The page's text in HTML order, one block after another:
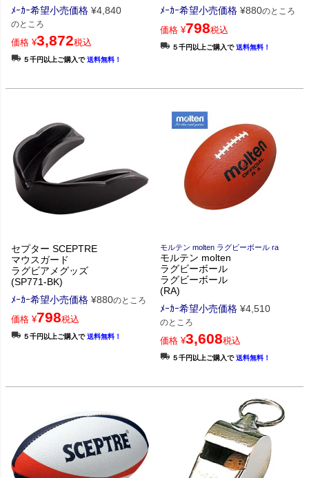
ﾒｰｶｰ希望小売価格 ¥4,840
のところ
価格 ¥3,872税込
５千円以上ご購入で送料無料！
ﾒｰｶｰ希望小売価格 ¥880のところ
価格 ¥798税込
５千円以上ご購入で送料無料！
セプター SCEPTRE
マウスガード
ラグビアメグッズ
(SP771-BK)
ﾒｰｶｰ希望小売価格 ¥880のところ
価格 ¥798税込
５千円以上ご購入で送料無料！
モルテン molten ラグビーボール ra
モルテン molten
ラグビーボール
ラグビーボール
(RA)
ﾒｰｶｰ希望小売価格 ¥4,510
のところ
価格 ¥3,608税込
５千円以上ご購入で送料無料！